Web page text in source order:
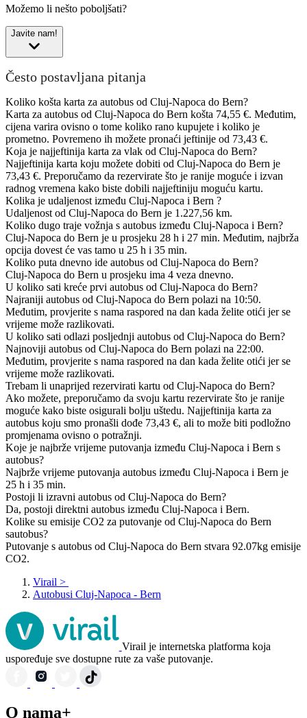
Možemo li nešto poboljšati?
Javite nam!
Često postavljana pitanja
Koliko košta karta za autobus od Cluj-Napoca do Bern?
Karta za autobus od Cluj-Napoca do Bern košta 74,55 €. Međutim,
cijena varira ovisno o tome koliko rano kupujete i koliko je
prometno. Povremeno ih možete pronaći jeftinije od 73,43 €.
Koja je najjeftinija karta za vlak od Cluj-Napoca do Bern?
Najjeftinija karta koju možete dobiti od Cluj-Napoca do Bern je
73,43 €. Preporučamo da rezervirate što je ranije moguće i izvan
radnog vremena kako biste dobili najjeftiniju moguću kartu.
Kolika je udaljenost između Cluj-Napoca i Bern ?
Udaljenost od Cluj-Napoca do Bern je 1.227,56 km.
Koliko dugo traje vožnja s autobus između Cluj-Napoca i Bern?
Cluj-Napoca do Bern je u prosjeku 28 h i 27 min. Međutim, najbrža
opcija dovest će vas tamo u 25 h i 35 min.
Koliko puta dnevno ide autobus od Cluj-Napoca do Bern?
Cluj-Napoca do Bern u prosjeku ima 4 veza dnevno.
U koliko sati kreće prvi autobus od Cluj-Napoca do Bern?
Najraniji autobus od Cluj-Napoca do Bern polazi na 10:50.
Međutim, provjerite s nama raspored na dan kada želite otići jer se
vrijeme može razlikovati.
U koliko sati odlazi posljednji autobus od Cluj-Napoca do Bern?
Najnoviji autobus od Cluj-Napoca do Bern polazi na 22:00.
Međutim, provjerite s nama raspored na dan kada želite otići jer se
vrijeme može razlikovati.
Trebam li unaprijed rezervirati kartu od Cluj-Napoca do Bern?
Ako možete, preporučamo da svoju kartu rezervirate što je ranije
moguće kako biste osigurali bolju uštedu. Najjeftinija karta za
autobus koju smo pronašli dođe 73,43 €, ali to može biti podložno
promjenama ovisno o potražnji.
Koje je najbrže vrijeme putovanja između Cluj-Napoca i Bern s
autobus?
Najbrže vrijeme putovanja autobus između Cluj-Napoca i Bern je
25 h i 35 min.
Postoji li izravni autobus od Cluj-Napoca do Bern?
Da, postoji direktni autobus između Cluj-Napoca i Bern.
Kolike su emisije CO2 za putovanje od Cluj-Napoca do Bern
sautobus?
Putovanje s autobus od Cluj-Napoca do Bern stvara 92.07kg emisije
CO2.
Virail >
Autobusi Cluj-Napoca - Bern
Virail je internetska platforma koja
uspoređuje sve dostupne rute za vaše putovanje.
O nama+